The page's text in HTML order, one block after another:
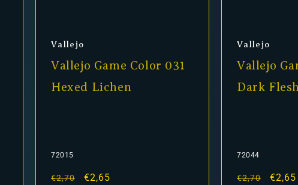
Anbieter:
Vallejo
Vallejo Game Color 031
Hexed Lichen
72015
Normaler
€2,70 Verkaufspreis
€2,65
Anbieter:
Vallejo
Vallejo
Dark
72044
Normaler
€2,70 €2,65